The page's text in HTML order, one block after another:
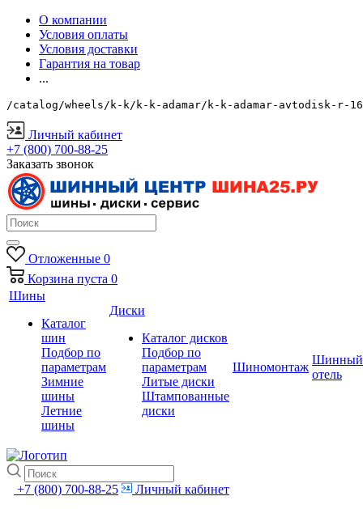
О компании
Условия оплаты
Условия доставки
Гарантия на товар
...
/catalog/wheels/k-k/k-k-adamar/k-k-adamar-avtodisk-r-
Личный кабинет
+7 (800) 700-88-25
Заказать звонок
Отложенные 0
Корзина пуста 0
Шины
Каталог
шин
Подбор по
параметрам
Зимние
шины
Летние
шины
Диски
Каталог дисков
Подбор по
параметрам
Литые диски
Штампованные
диски
Шиномонтаж
Шинный
отель
+7 (800) 700-88-25
Личный кабинет